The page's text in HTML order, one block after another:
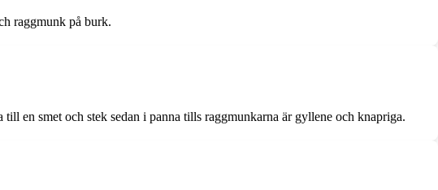
raggmunk på burk.
en smet och stek sedan i panna tills raggmunkarna är gyllene och knapriga.